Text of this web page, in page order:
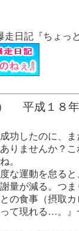
走日記『ちょっ
平成１８年
功したのに、ま
りませんか？
。
な運動を怠る
量が減る。つ
の食事（摂取カ
て現れる…。』